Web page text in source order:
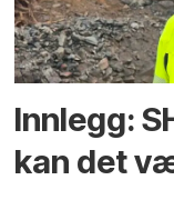
Innlegg:
kan det